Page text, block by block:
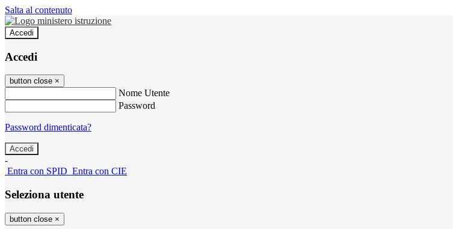
Salta al contenuto
Accedi
Accedi
button close ×
Nome Utente
Password
Password dimenticata?
-
Entra con SPID Entra con CIE
Seleziona utente
button close ×